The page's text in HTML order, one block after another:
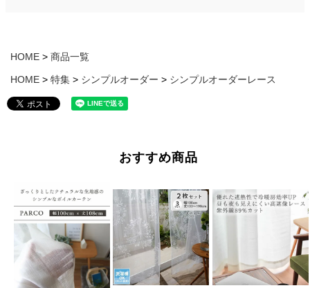
HOME 商品一覧
HOME 特集 シンプルオーダー シンプルオーダーレース
おすすめ商品